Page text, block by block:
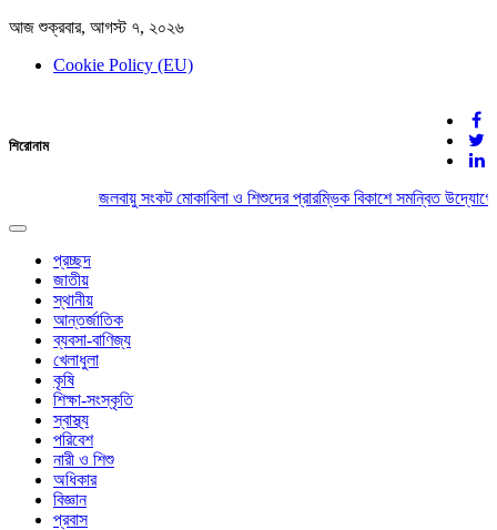
আজ শুক্রবার, আগস্ট ৭, ২০২৬
Cookie Policy (EU)
দেশের খবর
যুক্ত থাকুন দেশের সঙ্গে
শিরোনাম
জলবায়ু সংকট মোকাবিলা ও শিশুদের প্রারম্ভিক বিকাশে সমন্বিত
Toggle
navigation
প্রচ্ছদ
জাতীয়
স্থানীয়
আন্তর্জাতিক
ব্যবসা-বাণিজ্য
খেলাধুলা
কৃষি
শিক্ষা-সংস্কৃতি
স্বাস্থ্য
পরিবেশ
নারী ও শিশু
অধিকার
বিজ্ঞান
প্রবাস